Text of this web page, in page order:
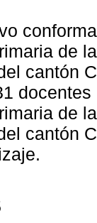
de
cantón
de
cantón